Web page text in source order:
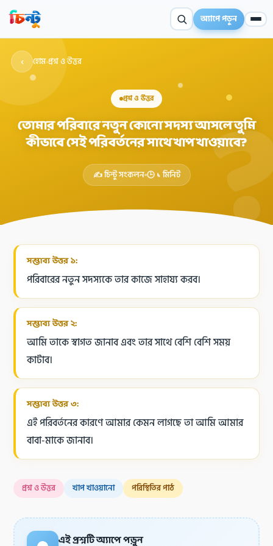
অ্যাপে পড়ুন
✦
‹ হোম›প্রশ্ন ও উত্তর
প্রশ্ন ও উত্তর
তোমার পরিবারে নতুন কোনো সদস্য আসলে তুমি
কীভাবে সেই পরিবর্তনের সাথে খাপ খাওয়াবে?
✍️ চিন্টু সংকলন 🕒 ১ মিনিট
সম্ভাব্য উত্তর ১:
পরিবারের নতুন সদস্যকে তার কাজে সাহায্য করব।
সম্ভাব্য উত্তর ২:
আমি তাকে স্বাগত জানাব এবং তার সাথে বেশি বেশি সময়
কাটাব।
সম্ভাব্য উত্তর ৩:
এই পরিবর্তনের কারণে আমার কেমন লাগছে তা আমি আমার
বাবা-মাকে জানাব।
প্রশ্ন ও উত্তর খাপ খাওয়ানো পরিস্থিতির পাঠ
এই প্রশ্নটি অ্যাপে পড়ুন